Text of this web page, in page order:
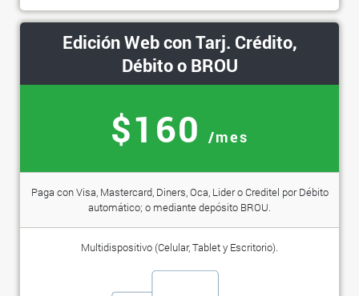
Edición Web con Tarj. Crédito,
Débito o BROU
$160 /mes
Paga con Visa, Mastercard, Diners, Oca, Lider o Creditel por Débito
automático; o mediante depósito BROU.
Multidispositivo (Celular, Tablet y Escritorio).